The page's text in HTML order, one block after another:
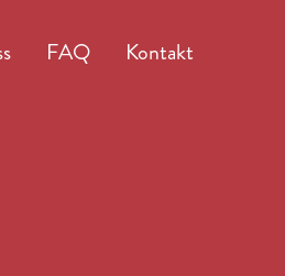
FAQ Kontakt